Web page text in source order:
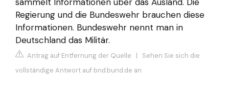
Regierung und die Bundeswehr brauchen diese
Informationen. Bundeswehr nennt man in
Deutschland das Militär.
Antrag auf Entfernung der Quelle | Sehen Sie sich die
vollständige Antwort auf bnd.bund.de an